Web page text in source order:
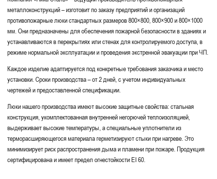
металлоконструкций – изготовит по заказу предприятий и организаций
противопожарные люки стандартных размеров 800×800, 800×900 и 800×1000
мм. Они предназначены для обеспечения пожарной безопасности в зданиях и
устанавливаются в перекрытиях или стенах для контролируемого доступа, в
режиме нормальной эксплуатации и проведения экстренной эвакуации при ЧП.
Каждое изделие адаптируется под конкретные требования заказчика и место
установки. Сроки производства – от 2 дней, с учетом индивидуальных
чертежей и предоставленной спецификации.
Люки нашего производства имеют высокие защитные свойства: стальная
конструкция, укомплектованная внутренней негорючей теплоизоляцией,
выдерживает высокие температуры, а специальные уплотнители из
терморасширяющегося материала герметизируют стыки при нагреве. Это
минимизирует риск распространения дыма и пламени при пожаре. Продукция
сертифицирована и имеет предел огнестойкости EI 60.